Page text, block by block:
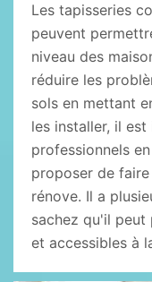
Les tapisseries
peuvent
niveau des
réduire les
sols en mettant
les installer, il
professionnels
proposer de
rénove. Il a
sachez qu'il
et accessibles à